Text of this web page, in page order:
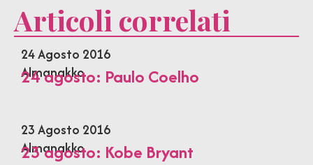
Articoli correlati
24 Agosto 2016
Almanakko
24 agosto: Paulo Coelho
23 Agosto 2016
Almanakko
23 agosto: Kobe Bryant